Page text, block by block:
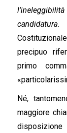
candidatura.
precipuo
primo
Né,
maggiore